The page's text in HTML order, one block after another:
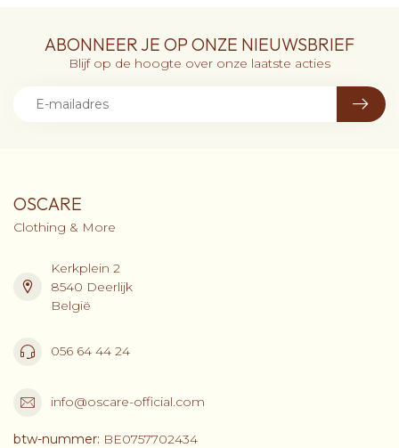
ABONNEER JE OP ONZE NIEUWSBRIEF
Blijf op de hoogte over onze laatste acties
OSCARE
Clothing & More
Kerkplein 2
8540 Deerlijk
België
056 64 44 24
info@oscare-official.com
btw-nummer: BE0757702434